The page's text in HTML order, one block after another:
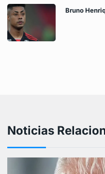
Bruno
Noticias